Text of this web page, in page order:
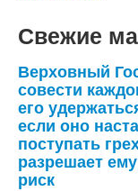
Свежие
Верховный
совести
его
если оно
поступать
разрешает
риск